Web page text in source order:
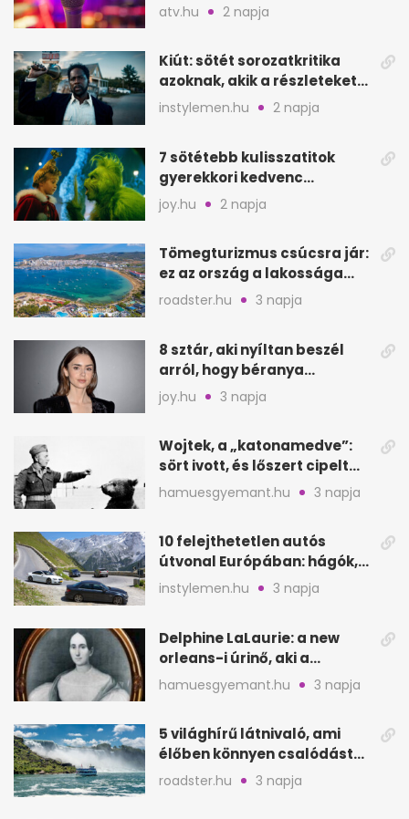
Szarajevói Filmfesztiválon
atv.hu 2 napja
Kiút: sötét sorozatkritika
azoknak, akik a részleteket
keresik
instylemen.hu 2 napja
7 sötétebb kulisszatitok
gyerekkori kedvenc
filmjeinkről a Joy szerint
joy.hu 2 napja
Tömegturizmus csúcsra jár:
ez az ország a lakossága
kétszeresét fogadja
roadster.hu 3 napja
8 sztár, aki nyíltan beszél
arról, hogy béranya
segítette a családalapítást
joy.hu 3 napja
Wojtek, a „katonamedve”:
sört ivott, és lőszert cipelt
Monte Cassinónál
hamuesgyemant.hu 3 napja
10 felejthetetlen autós
útvonal Európában: hágók,
partok, fjordok
instylemen.hu 3 napja
Delphine LaLaurie: a new
orleans-i úrinő, aki a
padláson kínzott
hamuesgyemant.hu 3 napja
5 világhírű látnivaló, ami
élőben könnyen csalódást
okozhat
roadster.hu 3 napja